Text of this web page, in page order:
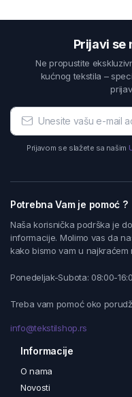
Prijavi se
Ne propustite
kućnog tekstila –
Prijavom se slažete sa našim
Potrebna Vam je pomoć ?
Naša korisnička podrška je
informacije. Molimo vas da
kako bismo vam u
Ponedeljak-Subota: 08:00-
Treba vam pomoć oko
info@tekstilshop.rs
Informacije
O nama
Novosti